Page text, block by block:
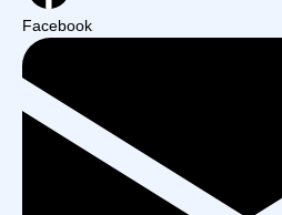
Facebook